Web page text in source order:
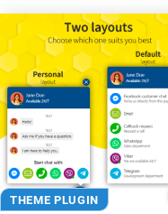
THEME PLUGIN